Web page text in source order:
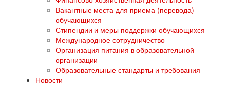
Вакантные места для приема (перевода)
обучающихся
Стипендии и меры поддержки обучающихся
Международное сотрудничество
Организация питания в образовательной
организации
Образовательные стандарты и требования
Новости